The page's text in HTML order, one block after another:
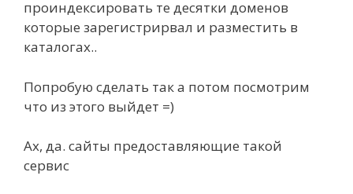
проиндексировать те десятки доменов
которые зарегистрирвал и разместить в
каталогах..
Попробую сделать так а потом посмотрим
что из этого выйдет =)
Ах, да. сайты предоставляющие такой
сервис